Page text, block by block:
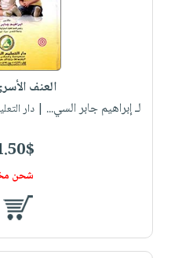
العنف
لـ إبراهيم جابر السي... | دار
شحن